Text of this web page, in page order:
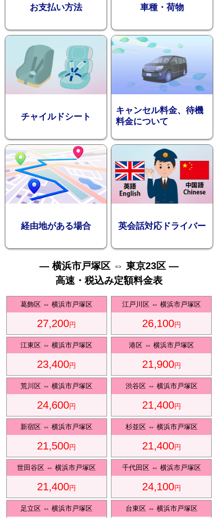
ション
お勧め
送迎プ
ラン
観光タクシ
ー
ディズニ
ー送迎
東
京
お支払い方法 車種・荷物
チャイルドシート
キャンセル料金、待機
料金について
経由地がある場合 英会話対応ドライバー
— 横浜市戸塚区 ⇔ 東京23区 —
高速・税込み定額料金表
葛飾区 ⇔横浜市戸塚区
27,200円
江戸川区⇔ 横浜市戸塚区
26,100円
江東区 ⇔横浜市戸塚区
23,400円
港区⇔ 横浜市戸塚区
21,900円
荒川区 ⇔横浜市戸塚区
24,600円
渋谷区⇔ 横浜市戸塚区
21,400円
新宿区 ⇔横浜市戸塚区
21,500円
杉並区⇔ 横浜市戸塚区
21,400円
世田谷区 ⇔横浜市戸塚区
21,400円
千代田区⇔ 横浜市戸塚区
24,100円
足立区 ⇔横浜市戸塚区 台東区⇔ 横浜市戸塚区